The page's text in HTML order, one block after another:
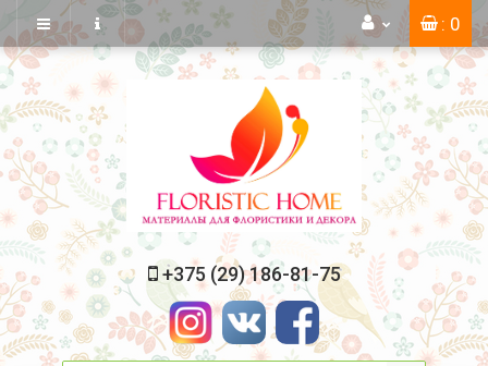
: 0
+375 (29) 186-81-75